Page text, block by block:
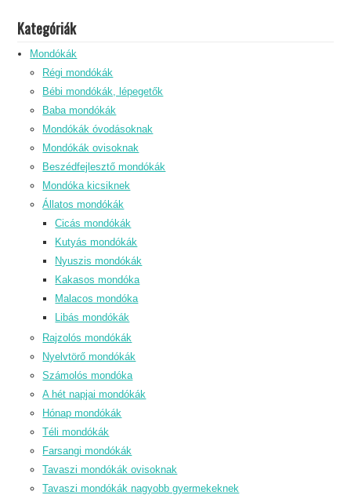
Kategóriák
Mondókák
Régi mondókák
Bébi mondókák, lépegetők
Baba mondókák
Mondókák óvodásoknak
Mondókák ovisoknak
Beszédfejlesztő mondókák
Mondóka kicsiknek
Állatos mondókák
Cicás mondókák
Kutyás mondókák
Nyuszis mondókák
Kakasos mondóka
Malacos mondóka
Libás mondókák
Rajzolós mondókák
Nyelvtörő mondókák
Számolós mondóka
A hét napjai mondókák
Hónap mondókák
Téli mondókák
Farsangi mondókák
Tavaszi mondókák ovisoknak
Tavaszi mondókák nagyobb gyermekeknek